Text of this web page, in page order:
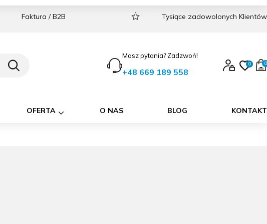
Faktura / B2B Tysiące zadowolonych Klientów
Masz pytania? Zadzwoń!
+48 669 189 558 Zaloguj się lub
0 0
OFERTA O NAS BLOG KONTAKT